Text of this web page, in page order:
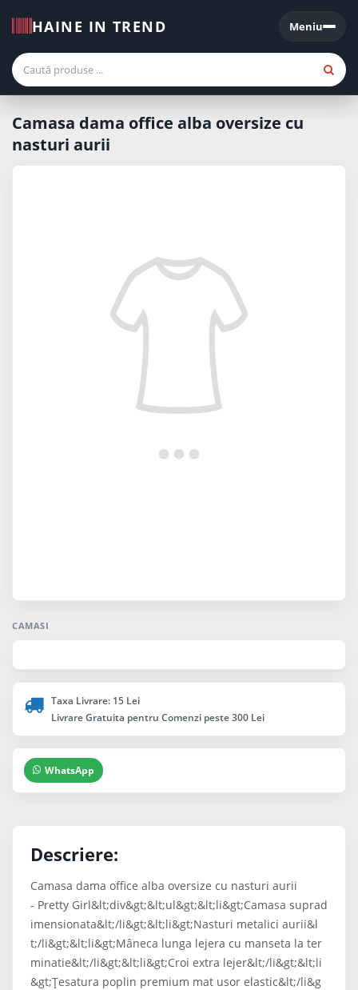
HAINE IN TREND Meniu
Meniu
Camasa dama office alba oversize cu
nasturi aurii
CAMASI
Taxa Livrare: 15 Lei
Livrare Gratuita pentru Comenzi peste 300 Lei
WhatsApp
Descriere:
Camasa dama office alba oversize cu nasturi aurii
- Pretty Girl&lt;div&gt;&lt;ul&gt;&lt;li&gt;Camasa suprad
imensionata&lt;/li&gt;&lt;li&gt;Nasturi metalici aurii&l
t;/li&gt;&lt;li&gt;Mâneca lunga lejera cu manseta la ter
minatie&lt;/li&gt;&lt;li&gt;Croi extra lejer&lt;/li&gt;&lt;li
&gt;Țesatura poplin premium mat usor elastic&lt;/li&g